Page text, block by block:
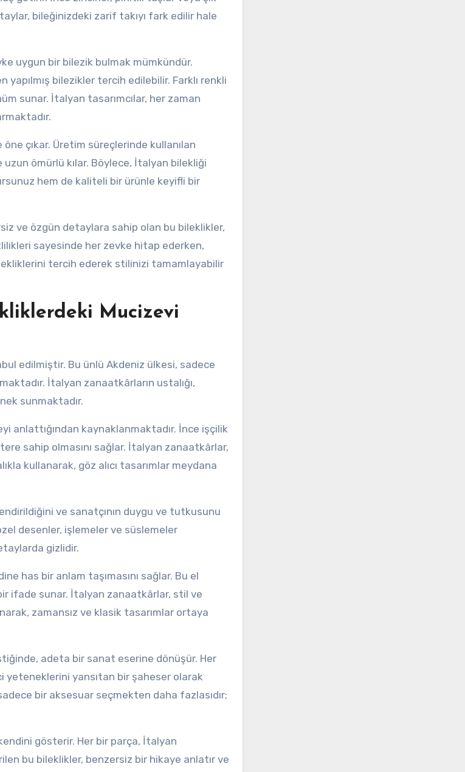
bileğinizdeki zarif takıyı fark edilir hale
uygun bir bilezik bulmak mümkündür.
bilezikler tercih edilebilir. Farklı renkli
sunar. İtalyan tasarımcılar, her zaman
çıkar. Üretim süreçlerinde kullanılan
ömürlü kılar. Böylece, İtalyan bilekliği
hem de kaliteli bir ürünle keyifli bir
ve özgün detaylara sahip olan bu bileklikler,
sayesinde her zevke hitap ederken,
tercih ederek stilinizi tamamlayabilir
Mucizevi
edilmiştir. Bu ünlü Akdeniz ülkesi, sadece
İtalyan zanaatkârların ustalığı,
sunmaktadır.
anlattığından kaynaklanmaktadır. İnce işçilik
sahip olmasını sağlar. İtalyan zanaatkârlar,
kullanarak, göz alıcı tasarımlar meydana
ve sanatçının duygu ve tutkusunu
desenler, işlemeler ve süslemeler
gizlidir.
has bir anlam taşımasını sağlar. Bu el
ifade sunar. İtalyan zanaatkârlar, stil ve
zamansız ve klasik tasarımlar ortaya
adeta bir sanat eserine dönüşür. Her
yeteneklerini yansıtan bir şaheser olarak
bir aksesuar seçmekten daha fazlasıdır;
gösterir. Her bir parça, İtalyan
bu bileklikler, benzersiz bir hikaye anlatır ve